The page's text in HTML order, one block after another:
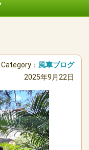
Category： 風車ブログ
2025年9月22日